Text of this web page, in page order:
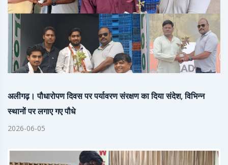
अलीगढ़। पौधारोपण दिवस पर पर्यावरण संरक्षण का दिया संदेश, विभिन्न
स्थानों पर लगाए गए पौधे
2026-06-05